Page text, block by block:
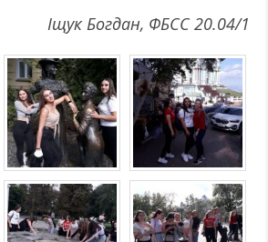
Іщук Богдан, ФБСС 20.04/1